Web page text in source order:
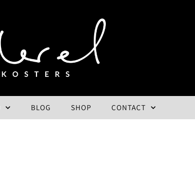
BLOG SHOP CONTACT